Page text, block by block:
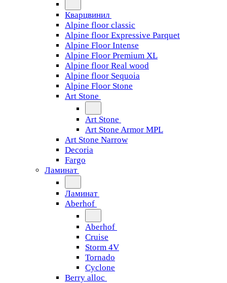
Кварцвинил
Alpine floor classic
Alpine floor Expressive Parquet
Alpine Floor Intense
Alpine Floor Premium XL
Alpine floor Real wood
Alpine floor Sequoia
Alpine Floor Stone
Art Stone
Art Stone
Art Stone Armor MPL
Art Stone Narrow
Decoria
Fargo
Ламинат
Ламинат
Aberhof
Aberhof
Cruise
Storm 4V
Tornado
Сyclone
Berry alloc